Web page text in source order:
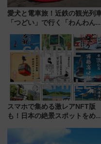
愛犬と電車旅！近鉄の観光列
「つどい」で行く「わんわん
める日帰りツアー
スマホで集める激レアNFT版
も！日本の絶景スポットをめ
ん)」企画がスタート